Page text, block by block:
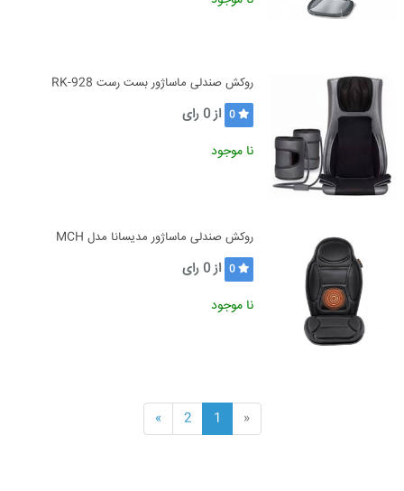
روکش صندلی ماساژور بست رست RK-928
0 از0 رای
نا موجود
روکش صندلی ماساژور مدیسانا مدل MCH
0 از0 رای
نا موجود
«
1
2
»